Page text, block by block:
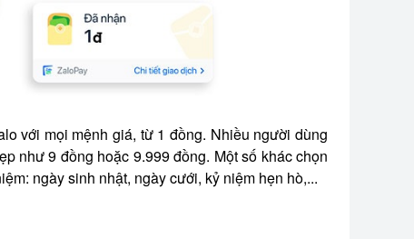
với mọi mệnh giá, từ 1 đồng. Nhiều người dùng
như 9 đồng hoặc 9.999 đồng. Một số khác chọn
ngày sinh nhật, ngày cưới, kỷ niệm hẹn hò,...